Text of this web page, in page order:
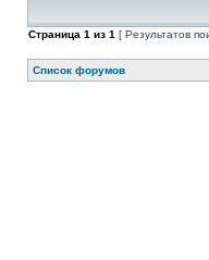
Страница 1 из 1 [ Результатов
Список форумов